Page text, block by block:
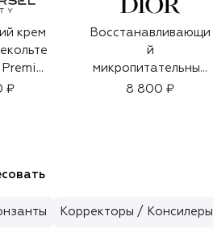
крем
₽
Восстанавливающи
й
микропитательный
крем для рук Dior
8 800 ₽
Корректоры / Консилеры